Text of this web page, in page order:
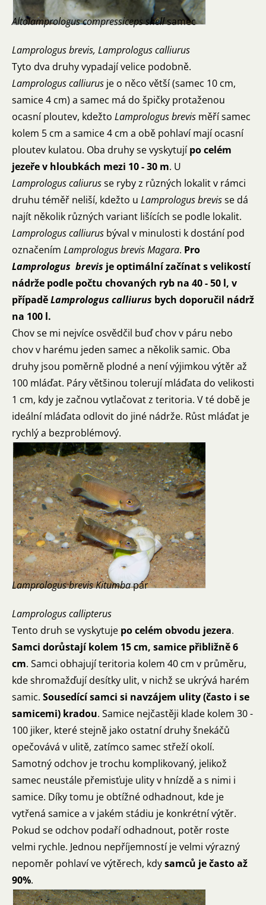
Altolamprologus compressiceps shellsamec
Lamprologus brevis, Lamprologus calliurus
Tyto dva druhy vypadají velice podobně.
Lamprologus calliurus je o něco větší (samec 10 cm,
samice 4 cm) a samec má do špičky protaženou
ocasní ploutev, kdežto Lamprologus brevis měří samec
kolem 5 cm a samice 4 cm a obě pohlaví mají ocasní
ploutev kulatou. Oba druhy se vyskytujípo celém
jezeře v hloubkách mezi 10 - 30 m. U
Lamprologus caliurusse ryby z různých lokalit v rámci
druhu téměř neliší, kdežto u Lamprologus brevisse dá
najít několik různých variant lišících se podle lokalit.
Lamprologus calliurus býval v minulosti k dostání pod
označením Lamprologus brevis Magara. Pro
Lamprologus brevis je optimální začínat s velikostí
nádrže podle počtu chovaných ryb na 40 - 50 l, v
případěLamprologus calliurus bych doporučil nádrž
na 100 l.
Chov se mi nejvíce osvědčil buď chov v páru nebo
chov v harému jeden samec a několik samic. Oba
druhy jsou poměrně plodné a není výjimkou výtěr až
100 mláďat. Páry většinou tolerují mláďata do velikosti
1 cm, kdy je začnou vytlačovat z teritoria. V té době je
ideální mláďata odlovit do jiné nádrže. Růst mláďat je
rychlý a bezproblémový.
Lamprologus brevis Kitumbapár
Lamprologus callipterus
Tento druh se vyskytuje po celém obvodu jezera.
Samci dorůstají kolem 15 cm, samice přibližně 6
cm. Samci obhajují teritoria kolem 40 cm v průměru,
kde shromažďují desítky ulit, v nichž se ukrývá harém
samic. Sousedící samci si navzájem ulity (často i se
samicemi) kradou. Samice nejčastěji klade kolem 30 -
100 jiker, které stejně jako ostatní druhy šnekáčů
opečovává v ulitě, zatímco samec střeží okolí.
Samotný odchov je trochu komplikovaný, jelikož
samec neustále přemisťuje ulity v hnízdě a s nimi i
samice. Díky tomu je obtížné odhadnout, kde je
vytřená samice a v jakém stádiu je konkrétní výtěr.
Pokud se odchov podaří odhadnout, potěr roste
velmi rychle. Jednou nepříjemností je velmi výrazný
nepoměr pohlaví ve výtěrech, kdysamců je často až
90%.